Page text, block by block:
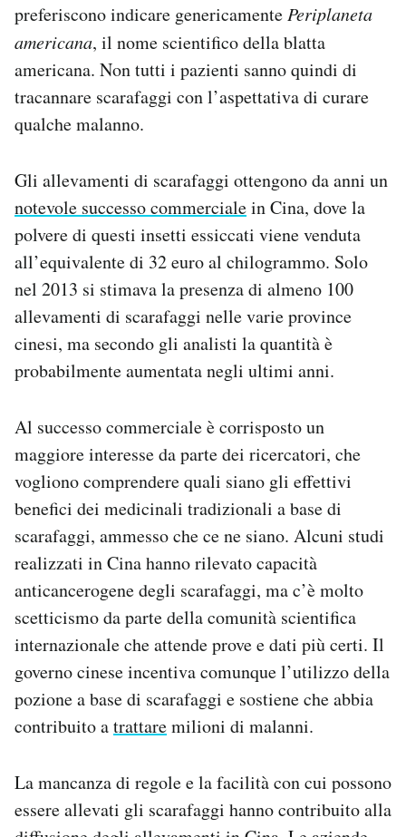
preferiscono indicare genericamentePeriplaneta
americana, il nome scientifico della blatta
americana. Non tutti i pazienti sanno quindi di
tracannare scarafaggi con l’aspettativa di curare
qualche malanno.
Gli allevamenti di scarafaggi ottengono da anni un
notevole successo commercialein Cina, dove la
polvere di questi insetti essiccati viene venduta
all’equivalente di 32 euro al chilogrammo. Solo
nel 2013 si stimava la presenza di almeno 100
allevamenti di scarafaggi nelle varie province
cinesi, ma secondo gli analisti la quantità è
probabilmente aumentata negli ultimi anni.
Al successo commerciale è corrisposto un
maggiore interesse da parte dei ricercatori, che
vogliono comprendere quali siano gli effettivi
benefici dei medicinali tradizionali a base di
scarafaggi, ammesso che ce ne siano. Alcuni studi
realizzati in Cina hanno rilevato capacità
anticancerogene degli scarafaggi, ma c’è molto
scetticismo da parte della comunità scientifica
internazionale che attende prove e dati più certi. Il
governo cinese incentiva comunque l’utilizzo della
pozione a base di scarafaggi e sostiene che abbia
contribuito atrattaremilioni di malanni.
La mancanza di regole e la facilità con cui possono
essere allevati gli scarafaggi hanno contribuito alla